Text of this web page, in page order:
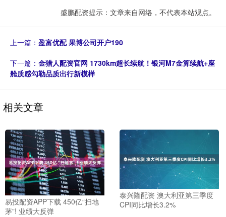
盛鹏配资提示：文章来自网络，不代表本站观点。
上一篇： 盈富优配 果博公司开户190
下一篇： 金猎人配资官网 1730km超长续航！银河M7金算续航+座
舱质感勾勒品质出行新模样
相关文章
易投配资APP下载 450亿“扫地
茅”! 业绩大反弹
泰兴隆配资 澳大利亚第三季度
CPI同比增长3.2%